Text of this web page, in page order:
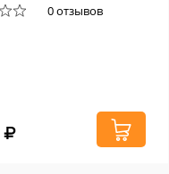
0 отзывов